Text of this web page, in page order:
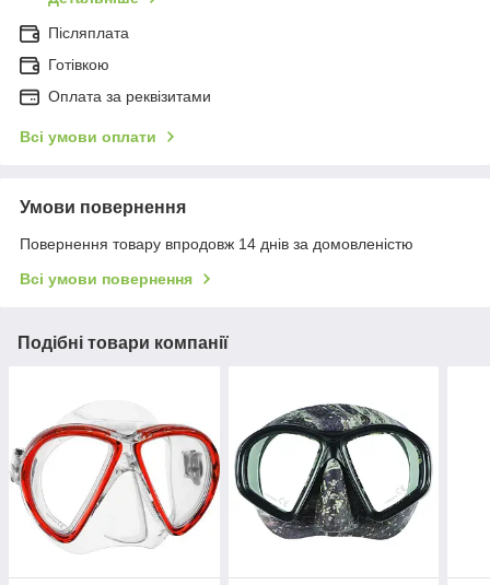
Післяплата
Готівкою
Оплата за реквізитами
Всі умови оплати
Умови повернення
Повернення товару впродовж 14 днів за домовленістю
Всі умови повернення
Подібні товари компанії